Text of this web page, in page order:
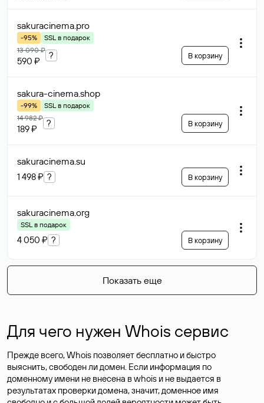
sakuracinema.pro
-95%
SSL в подарок
13 090 ₽
590 ₽
? В корзину
sakura-cinema.shop
-99%
SSL в подарок
14 982 ₽
189 ₽
? В корзину
sakuracinema.su
1 498 ₽ ? В корзину
sakuracinema.org
SSL в подарок
4 050 ₽ ? В корзину
Показать еще
Для чего нужен Whois сервис
Прежде всего, Whois позволяет бесплатно и быстро
выяснить, свободен ли домен. Если информация по
доменному имени не внесена в whois и не выдается в
результатах проверки домена, значит, доменное имя